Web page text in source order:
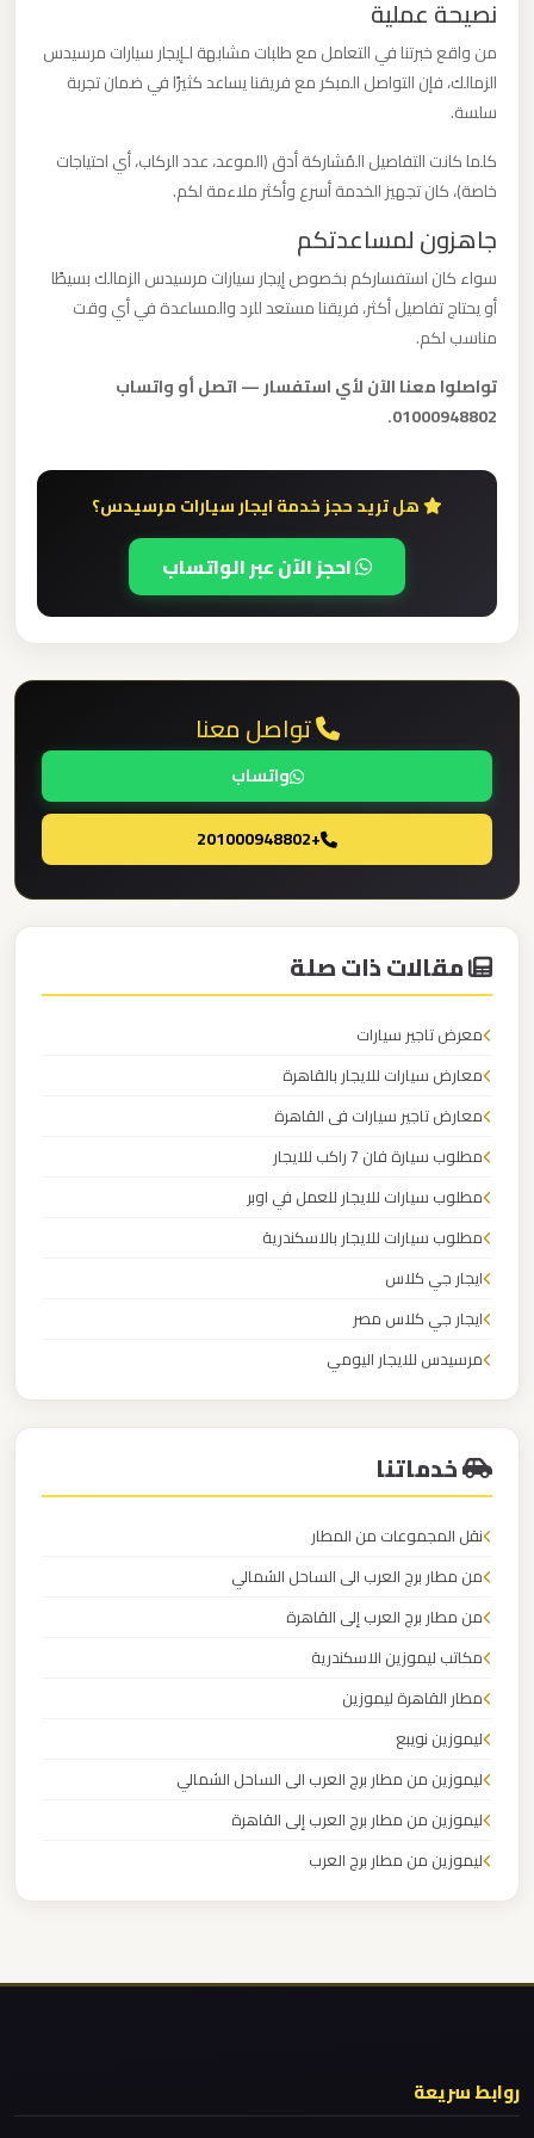
نصيحة عملية
من واقع خبرتنا في التعامل مع طلبات مشابهة لـإيجار سيارات مرسيدس
الزمالك، فإن التواصل المبكر مع فريقنا يساعد كثيرًا في ضمان تجربة
سلسة.
كلما كانت التفاصيل المُشاركة أدق (الموعد، عدد الركاب، أي احتياجات
خاصة)، كان تجهيز الخدمة أسرع وأكثر ملاءمة لكم.
جاهزون لمساعدتكم
سواء كان استفساركم بخصوص إيجار سيارات مرسيدس الزمالك بسيطًا
أو يحتاج تفاصيل أكثر، فريقنا مستعد للرد والمساعدة في أي وقت
مناسب لكم.
تواصلوا معنا الآن لأي استفسار — اتصل أو واتساب
01000948802.
هل تريد حجز خدمة ايجار سيارات مرسيدس؟
احجز الآن عبر الواتساب
تواصل معنا
واتساب
+201000948802
مقالات ذات صلة
معرض تاجير سيارات
معارض سيارات للايجار بالقاهرة
معارض تاجير سيارات فى القاهرة
مطلوب سيارة فان 7 راكب للايجار
مطلوب سيارات للايجار للعمل في اوبر
مطلوب سيارات للايجار بالاسكندرية
ايجار جي كلاس
ايجار جي كلاس مصر
مرسيدس للايجار اليومي
محل ايجار سيارات
خدماتنا
نقل المجموعات من المطار
من مطار برج العرب الى الساحل الشمالي
من مطار برج العرب إلى القاهرة
مكاتب ليموزين الاسكندرية
مطار القاهرة ليموزين
ليموزين نويبع
ليموزين من مطار برج العرب الى الساحل الشمالي
ليموزين من مطار برج العرب إلى القاهرة
ليموزين من مطار برج العرب
ليموزين من مطار القاهرة
ليموزين من القاهرة الى مطار برج العرب
ليموزين مطار شرم الشيخ
ليموزين
مطار
مرسي
مطروح
ليموزين
الشيخ
مطار
سفنكس
ليموزين
والإسكندرية
ليموزين
العرب
مرسي
مطروح
ليموزين
الدولي
ليموزين
العرب
الاسكندرية
ليموزين
مطار
برج
العرب
اسكندرية
ليموزين
العرب
ليموزين
القاهرة
اسكندرية
القاهرة
ليموزين
روابط سريعة